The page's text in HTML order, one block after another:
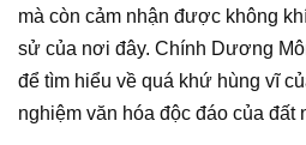
mà còn cảm nhận được không
sử của nơi đây. Chính Dương
để tìm hiểu về quá khứ hùng vĩ
nghiệm văn hóa độc đáo của đất